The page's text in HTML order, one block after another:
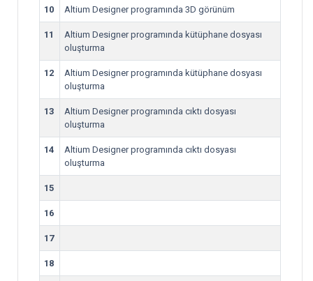
10 Altium Designer programında 3D görünüm
11
Altium Designer programında kütüphane dosyası
oluşturma
12
Altium Designer programında kütüphane dosyası
oluşturma
13
Altium Designer programında cıktı dosyası
oluşturma
14
Altium Designer programında cıktı dosyası
oluşturma
15
16
17
18